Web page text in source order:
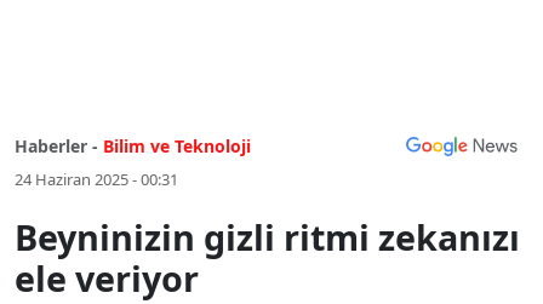
Haberler - Bilim ve Teknoloji
24 Haziran 2025 - 00:31
Beyninizin gizli ritmi zekanızı
ele veriyor